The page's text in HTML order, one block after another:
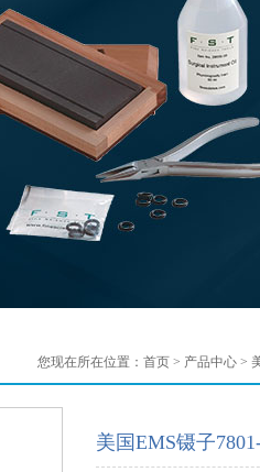
您现在所在位置： 首页 > 产品中心 >
美国EMS镊子